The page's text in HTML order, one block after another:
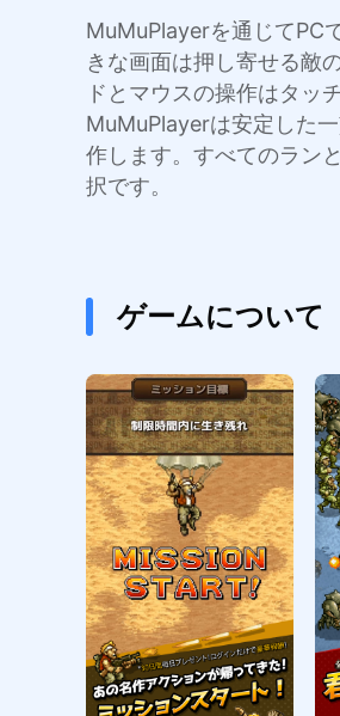
MuMuPlayerを通じてPC
きな画面は押し寄せる敵
ドとマウスの操作はタッ
MuMuPlayerは安定した
作します。すべてのラン
択です。
ゲームについて